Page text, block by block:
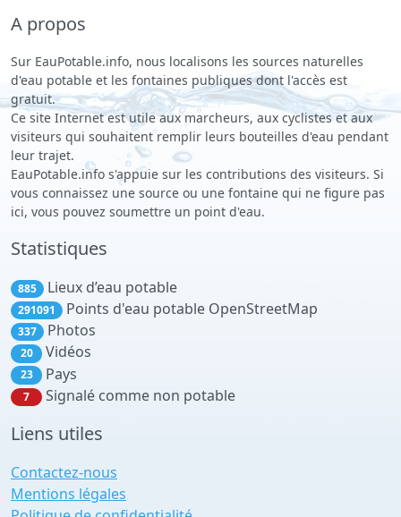
A propos
Sur EauPotable.info, nous localisons les sources naturelles
d'eau potable et les fontaines publiques dont l'accès est
gratuit.
Ce site Internet est utile aux marcheurs, aux cyclistes et aux
visiteurs qui souhaitent remplir leurs bouteilles d'eau pendant
leur trajet.
EauPotable.info s'appuie sur les contributions des visiteurs. Si
vous connaissez une source ou une fontaine qui ne figure pas
ici, vous pouvez soumettre un point d'eau.
Statistiques
885 Lieux d’eau potable
291091 Points d'eau potable OpenStreetMap
337 Photos
20 Vidéos
23 Pays
7 Signalé comme non potable
Liens utiles
Contactez-nous
Mentions légales